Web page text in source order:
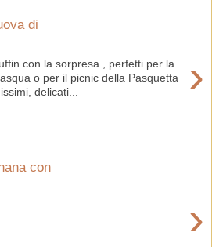
di
›
con la sorpresa , perfetti per la
o per il picnic della Pasquetta
delicati...
con
›